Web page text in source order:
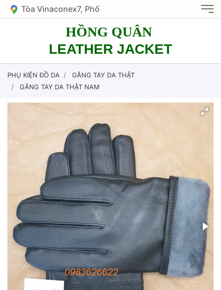
Tòa Vinaconex7, Phố
HỒNG QUÂN
LEATHER JACKET
PHỤ KIỆN ĐỒ DA
GĂNG TAY DA THẬT
GĂNG TAY DA THẬT NAM